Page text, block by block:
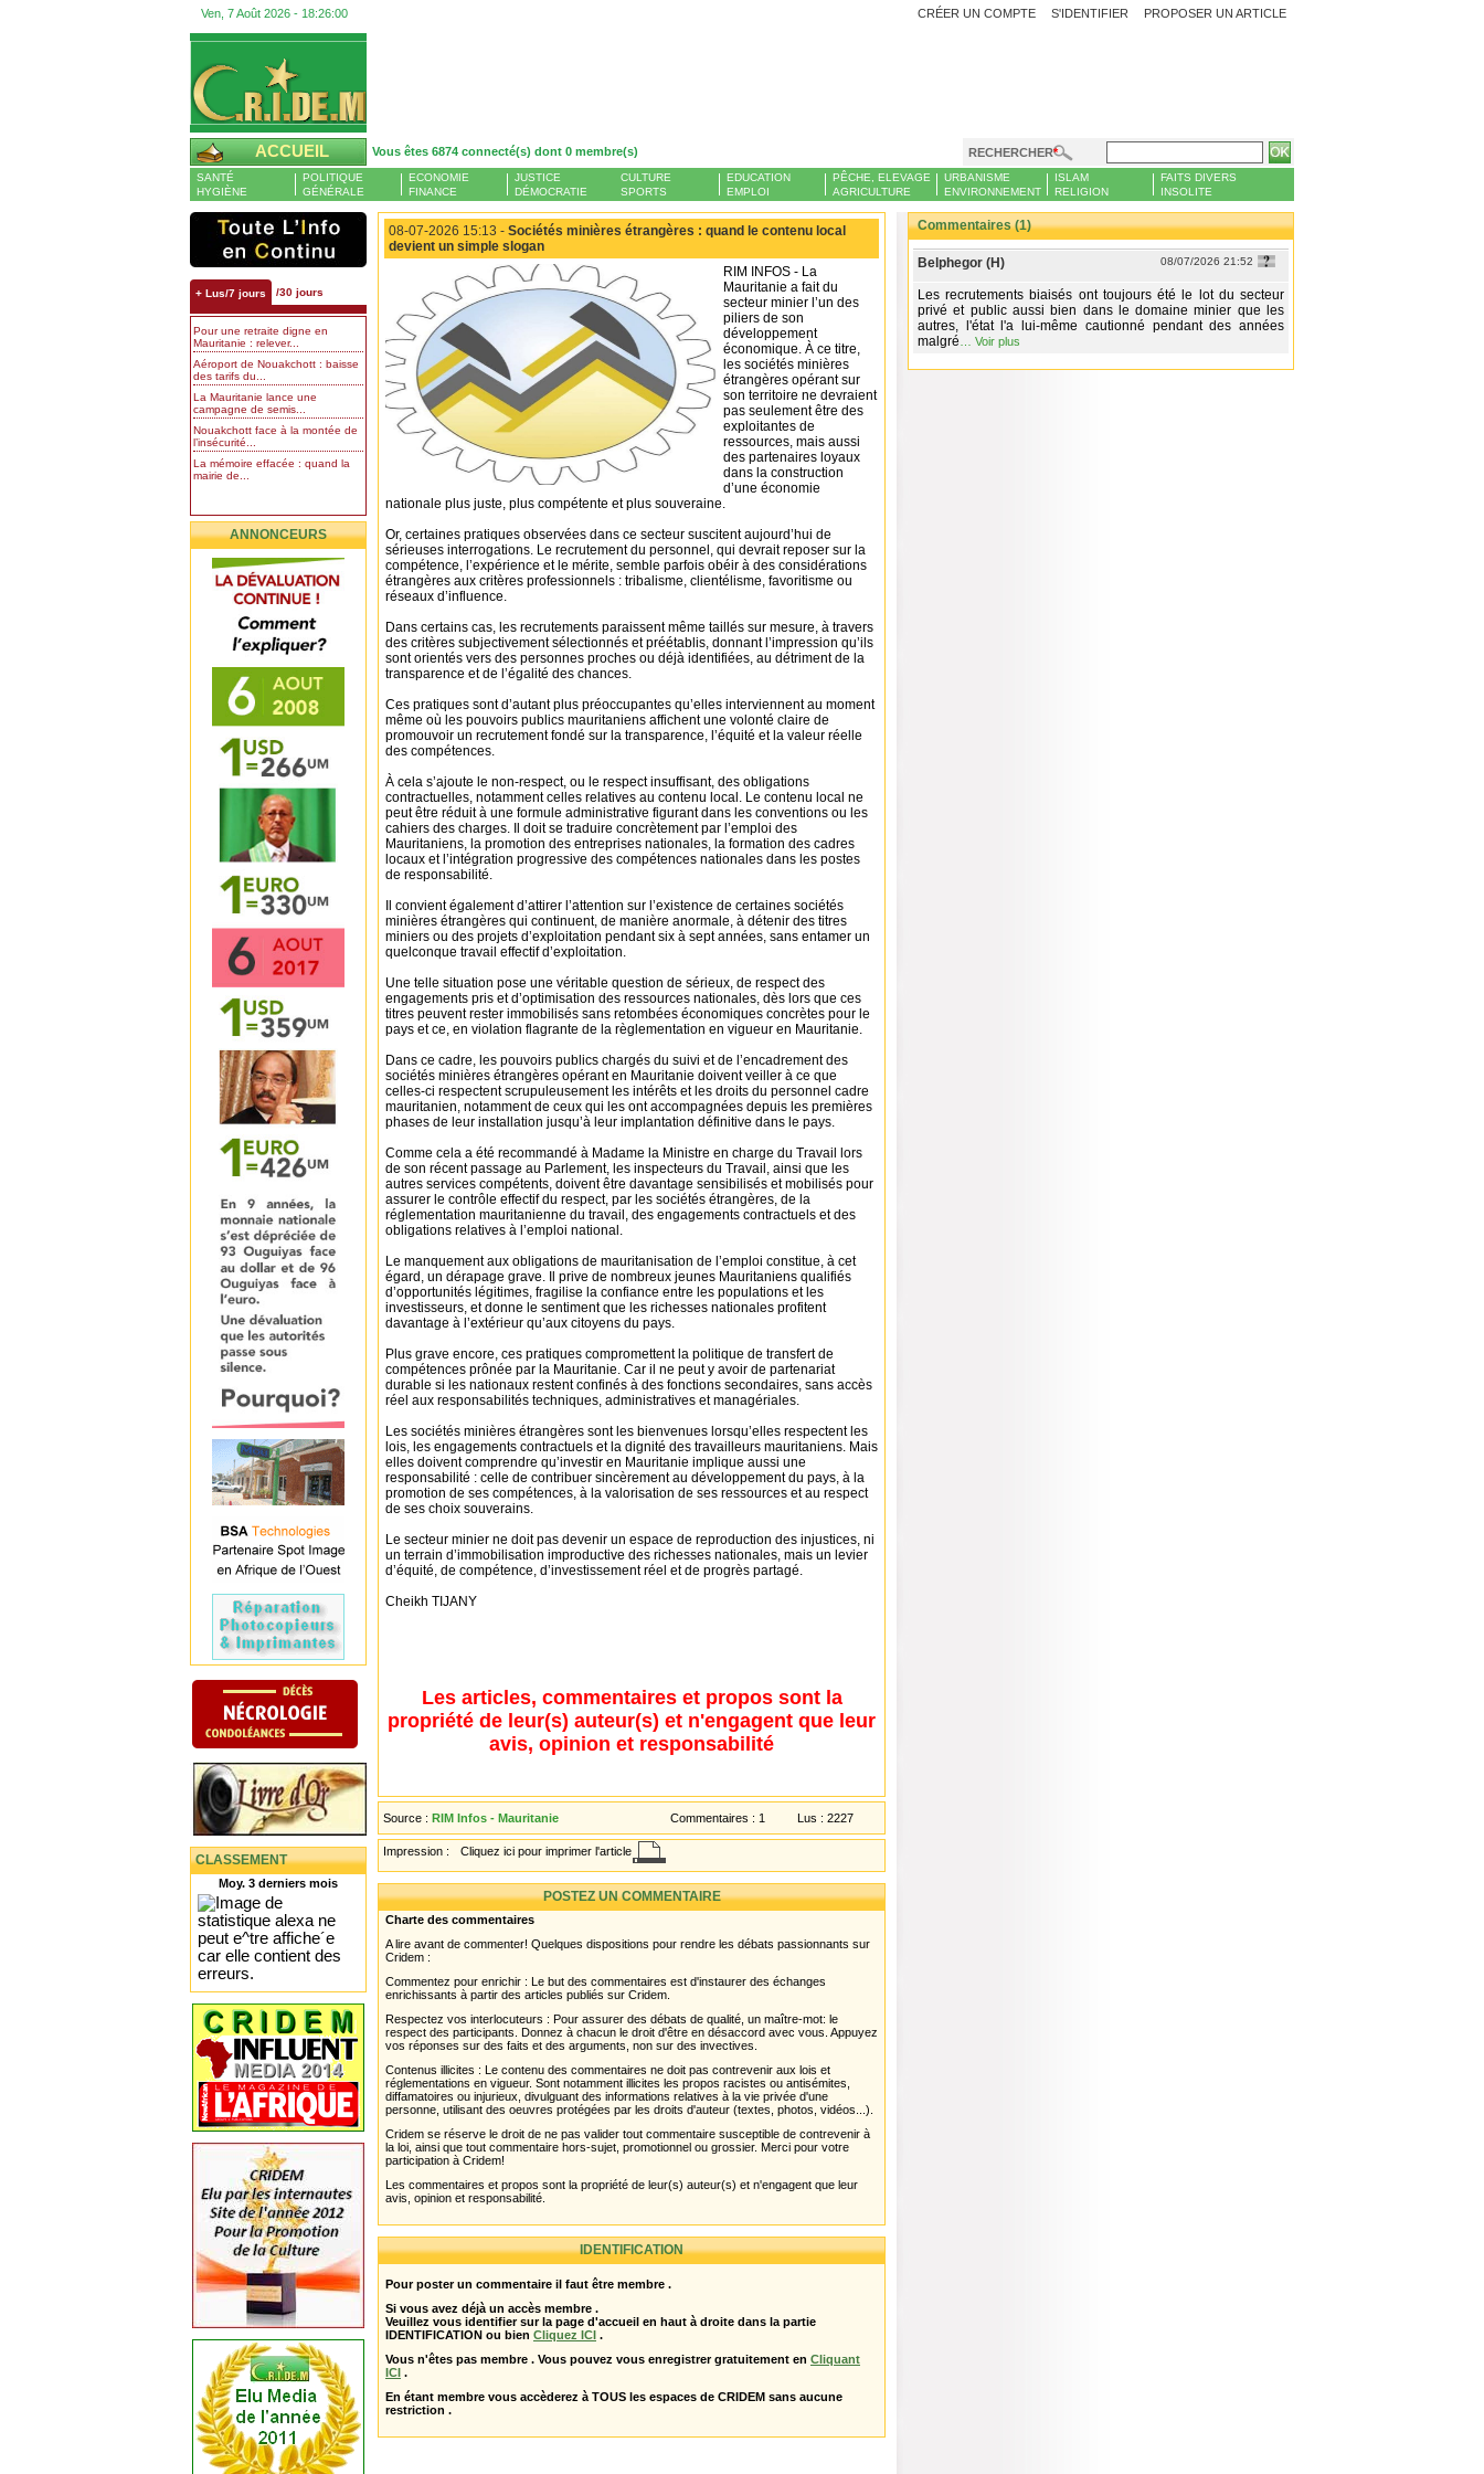
Ven, 7 Août 2026 - 18:26:00 PROPOSER UN ARTICLE
CRÉER UN COMPTE S'IDENTIFIER
ACCUEIL Vous êtes 6874 connecté(s) dont 0 membre(s) RECHERCHER
SANTÉ
HYGIÈNE
POLITIQUE
GÉNÉRALE
ECONOMIE
FINANCE
JUSTICE
DÉMOCRATIE
CULTURE
SPORTS
EDUCATION
EMPLOI
PÊCHE, ELEVAGE
AGRICULTURE
URBANISME
ENVIRONNEMENT
ISLAM
RELIGION
FAITS DIVERS
INSOLITE
+ Lus/7 jours /30 jours
Pour une retraite digne en
Mauritanie : relever...
Aéroport de Nouakchott : baisse
des tarifs du...
La Mauritanie lance une
campagne de semis...
Nouakchott face à la montée de
l’insécurité...
La mémoire effacée : quand la
mairie de...
ANNONCEURS
CLASSEMENT
Moy. 3 derniers mois
08-07-2026 15:13 - Sociétés minières étrangères : quand le contenu local
devient un simple slogan
RIM INFOS - La
Mauritanie a fait du
secteur minier l’un des
piliers de son
développement
économique. À ce titre,
les sociétés minières
étrangères opérant sur
son territoire ne devraient
pas seulement être des
exploitantes de
ressources, mais aussi
des partenaires loyaux
dans la construction
d’une économie
nationale plus juste, plus compétente et plus souveraine.
Or, certaines pratiques observées dans ce secteur suscitent aujourd’hui de
sérieuses interrogations. Le recrutement du personnel, qui devrait reposer sur la
compétence, l’expérience et le mérite, semble parfois obéir à des considérations
étrangères aux critères professionnels : tribalisme, clientélisme, favoritisme ou
réseaux d’influence.
Dans certains cas, les recrutements paraissent même taillés sur mesure, à travers
des critères subjectivement sélectionnés et préétablis, donnant l’impression qu’ils
sont orientés vers des personnes proches ou déjà identifiées, au détriment de la
transparence et de l’égalité des chances.
Ces pratiques sont d’autant plus préoccupantes qu’elles interviennent au moment
même où les pouvoirs publics mauritaniens affichent une volonté claire de
promouvoir un recrutement fondé sur la transparence, l’équité et la valeur réelle
des compétences.
À cela s’ajoute le non-respect, ou le respect insuffisant, des obligations
contractuelles, notamment celles relatives au contenu local. Le contenu local ne
peut être réduit à une formule administrative figurant dans les conventions ou les
cahiers des charges. Il doit se traduire concrètement par l’emploi des
Mauritaniens, la promotion des entreprises nationales, la formation des cadres
locaux et l’intégration progressive des compétences nationales dans les postes
de responsabilité.
Il convient également d’attirer l’attention sur l’existence de certaines sociétés
minières étrangères qui continuent, de manière anormale, à détenir des titres
miniers ou des projets d’exploitation pendant six à sept années, sans entamer un
quelconque travail effectif d’exploitation.
Une telle situation pose une véritable question de sérieux, de respect des
engagements pris et d’optimisation des ressources nationales, dès lors que ces
titres peuvent rester immobilisés sans retombées économiques concrètes pour le
pays et ce, en violation flagrante de la règlementation en vigueur en Mauritanie.
Dans ce cadre, les pouvoirs publics chargés du suivi et de l’encadrement des
sociétés minières étrangères opérant en Mauritanie doivent veiller à ce que
celles-ci respectent scrupuleusement les intérêts et les droits du personnel cadre
mauritanien, notamment de ceux qui les ont accompagnées depuis les premières
phases de leur installation jusqu’à leur implantation définitive dans le pays.
Comme cela a été recommandé à Madame la Ministre en charge du Travail lors
de son récent passage au Parlement, les inspecteurs du Travail, ainsi que les
autres services compétents, doivent être davantage sensibilisés et mobilisés pour
assurer le contrôle effectif du respect, par les sociétés étrangères, de la
réglementation mauritanienne du travail, des engagements contractuels et des
obligations relatives à l’emploi national.
Le manquement aux obligations de mauritanisation de l’emploi constitue, à cet
égard, un dérapage grave. Il prive de nombreux jeunes Mauritaniens qualifiés
d’opportunités légitimes, fragilise la confiance entre les populations et les
investisseurs, et donne le sentiment que les richesses nationales profitent
davantage à l’extérieur qu’aux citoyens du pays.
Plus grave encore, ces pratiques compromettent la politique de transfert de
compétences prônée par la Mauritanie. Car il ne peut y avoir de partenariat
durable si les nationaux restent confinés à des fonctions secondaires, sans accès
réel aux responsabilités techniques, administratives et managériales.
Les sociétés minières étrangères sont les bienvenues lorsqu’elles respectent les
lois, les engagements contractuels et la dignité des travailleurs mauritaniens. Mais
elles doivent comprendre qu’investir en Mauritanie implique aussi une
responsabilité : celle de contribuer sincèrement au développement du pays, à la
promotion de ses compétences, à la valorisation de ses ressources et au respect
de ses choix souverains.
Le secteur minier ne doit pas devenir un espace de reproduction des injustices, ni
un terrain d’immobilisation improductive des richesses nationales, mais un levier
d’équité, de compétence, d’investissement réel et de progrès partagé.
Cheikh TIJANY
Les articles, commentaires et propos sont la
propriété de leur(s) auteur(s) et n'engagent que leur
avis, opinion et responsabilité
Source : RIM Infos - Mauritanie Commentaires : 1 Lus : 2227
Impression : Cliquez ici pour imprimer l'article
POSTEZ UN COMMENTAIRE
Charte des commentaires
A lire avant de commenter! Quelques dispositions pour rendre les débats passionnants sur
Cridem :
Commentez pour enrichir : Le but des commentaires est d'instaurer des échanges
enrichissants à partir des articles publiés sur Cridem.
Respectez vos interlocuteurs : Pour assurer des débats de qualité, un maître-mot: le
respect des participants. Donnez à chacun le droit d'être en désaccord avec vous. Appuyez
vos réponses sur des faits et des arguments, non sur des invectives.
Contenus illicites : Le contenu des commentaires ne doit pas contrevenir aux lois et
réglementations en vigueur. Sont notamment illicites les propos racistes ou antisémites,
diffamatoires ou injurieux, divulguant des informations relatives à la vie privée d'une
personne, utilisant des oeuvres protégées par les droits d'auteur (textes, photos, vidéos...).
Cridem se réserve le droit de ne pas valider tout commentaire susceptible de contrevenir à
la loi, ainsi que tout commentaire hors-sujet, promotionnel ou grossier. Merci pour votre
participation à Cridem!
Les commentaires et propos sont la propriété de leur(s) auteur(s) et n'engagent que leur
avis, opinion et responsabilité.
IDENTIFICATION
Pour poster un commentaire il faut être membre .
Si vous avez déjà un accès membre .
Veuillez vous identifier sur la page d'accueil en haut à droite dans la partie
IDENTIFICATION ou bien Cliquez ICI .
Vous n'êtes pas membre . Vous pouvez vous enregistrer gratuitement en Cliquant
ICI .
En étant membre vous accèderez à TOUS les espaces de CRIDEM sans aucune
restriction .
Commentaires (1)
Belphegor (H) 08/07/2026 21:52
Les recrutements biaisés ont toujours été le lot du secteur
privé et public aussi bien dans le domaine minier que les
autres, l'état l'a lui-même cautionné pendant des années
malgré
Voir plus